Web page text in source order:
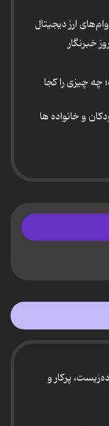
ارز دیجیتال
خبرنگار
چه چیزی را کجا
و خانواده ها
پرکار و